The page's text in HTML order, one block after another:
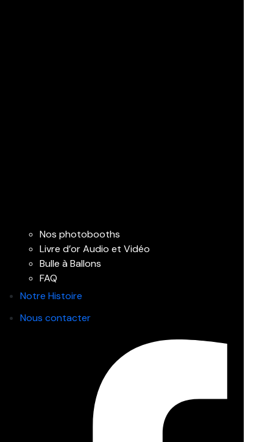
Nos photobooths
Livre d’or Audio et Vidéo
Bulle à Ballons
FAQ
Notre Histoire
Nous contacter